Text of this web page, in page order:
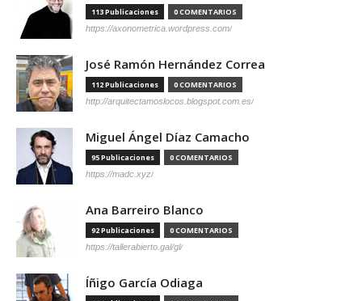
113 Publicaciones 0 COMENTARIOS
https://axonometrica.wordpress.com/
José Ramón Hernández Correa
112 Publicaciones 0 COMENTARIOS
http://arquitectamoslocos.blogspot.com.es/
Miguel Ángel Díaz Camacho
95 Publicaciones 0 COMENTARIOS
https://madc.xyz/
Ana Barreiro Blanco
92 Publicaciones 0 COMENTARIOS
https://tallerabierto.gal/gl/
Íñigo García Odiaga